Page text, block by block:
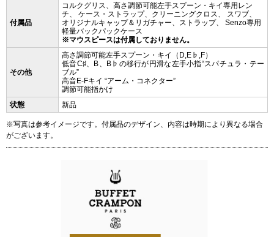
付属品
コルクグリス、高さ調節可能左手スプーン・キイ専用レン
チ、 ケース・ストラップ、クリーニングクロス、 スワブ、
オリジナルキャップ＆リガチャー、ストラップ、 Senzo専用
軽量バックパックケース
※マウスピースは付属しておりません。
その他
高さ調節可能左手スプーン・キイ（D,E♭,F）
低音C♯、B、B♭の移行が円滑な左手小指“スパチュラ・テー
ブル”
高音E-Fキイ “アーム・コネクター”
調節可能指かけ
状態
新品
※写真は参考イメージです。付属品のデザイン、内容は時期により異なる場合
がございます。